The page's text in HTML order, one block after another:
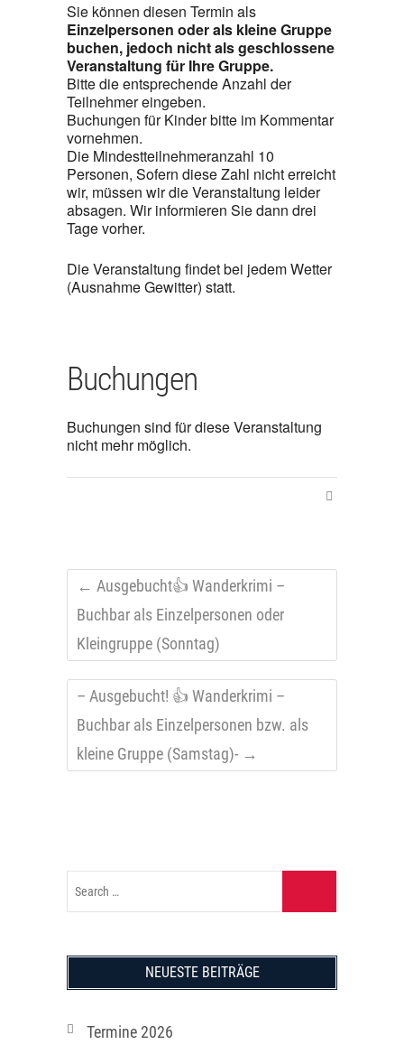
Sie können diesen Termin als
Einzelpersonen oder als kleine Gruppe
buchen, jedoch nicht als geschlossene
Veranstaltung für Ihre Gruppe.
Bitte die entsprechende Anzahl der
Teilnehmer eingeben.
Buchungen für Kinder bitte im Kommentar
vornehmen.
Die Mindestteilnehmeranzahl 10
Personen, Sofern diese Zahl nicht erreicht
wir, müssen wir die Veranstaltung leider
absagen. Wir informieren Sie dann drei
Tage vorher.
Die Veranstaltung findet bei jedem Wetter
(Ausnahme Gewitter) statt.
Buchungen
Buchungen sind für diese Veranstaltung
nicht mehr möglich.
← Ausgebucht👍 Wanderkrimi –
Buchbar als Einzelpersonen oder
Kleingruppe (Sonntag)
– Ausgebucht! 👍 Wanderkrimi –
Buchbar als Einzelpersonen bzw. als
kleine Gruppe (Samstag)- →
NEUESTE BEITRÄGE
Termine 2026